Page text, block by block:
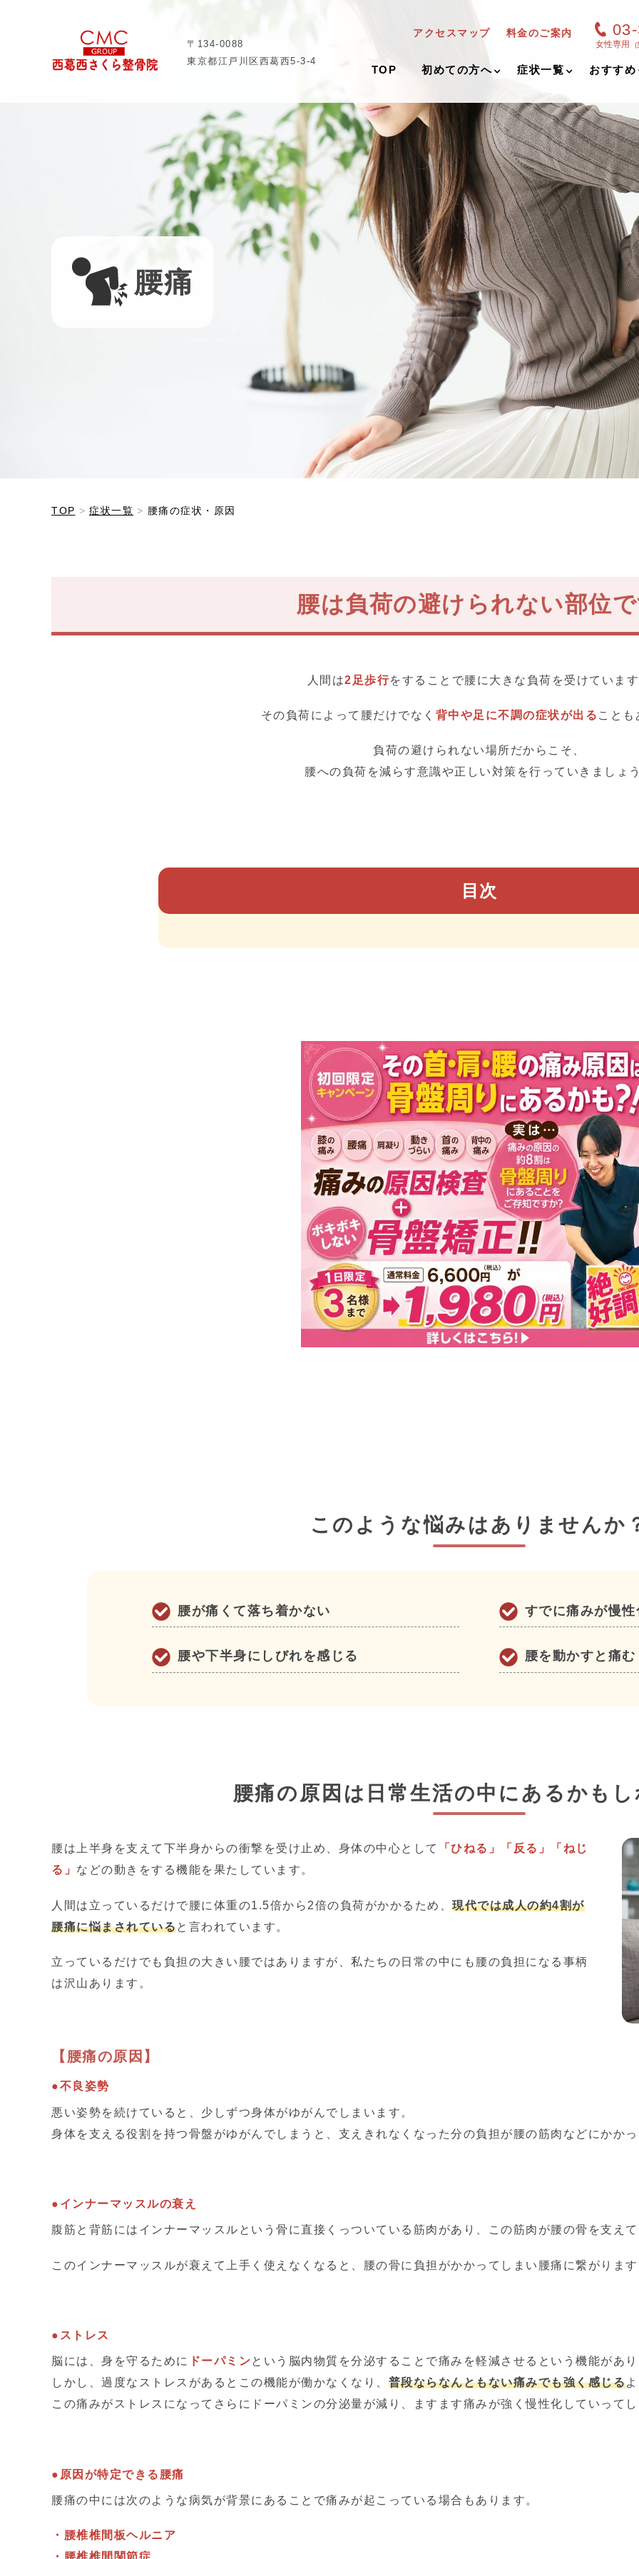
〒134-0088
東京都江戸川区西葛西5-3-4
アクセスマップ 料金のご案内
女性専用 (
TOP 初めての方へ 症状一覧 おすすめ
腰痛
TOP 症状一覧 腰痛の症状・原因
腰は負荷の避けられない部位
人間は2足歩行をすることで腰に大きな負荷を受けていま
その負荷によって腰だけでなく 背中や足に不調の症状が出る ことも
負荷の避けられない場所だからこそ、
腰への負荷を減らす意識や正しい対策を行っていきましょ
目次
このような悩みはありませんか
腰が痛くて落ち着かない すでに痛みが慢
腰や下半身にしびれを感じる 腰を動かすと痛む
腰痛の原因は日常生活の中にあるかも
腰は上半身を支えて下半身からの衝撃を受け止め、身体の中心として
「ひねる」「反る」「ねじ
る」 などの動きをする機能を果たしています。
人間は立っているだけで腰に体重の1.5倍から2倍の負荷がかかるため、 現代では成人の約4割が
腰痛に悩まされていると言われています。
立っているだけでも負担の大きい腰ではありますが、私たちの日常の中にも腰の負担になる事柄
は沢山あります。
【腰痛の原因】
●不良姿勢
悪い姿勢を続けていると、少しずつ身体がゆがんでしまいます。
身体を支える役割を持つ骨盤がゆがんでしまうと、支えきれなくなった分の負担が腰の筋肉などにかか
●インナーマッスルの衰え
腹筋と背筋にはインナーマッスルという骨に直接くっついている筋肉があり、この筋肉が腰の骨を支え
このインナーマッスルが衰えて上手く使えなくなると、腰の骨に負担がかかってしまい腰痛に繋がりま
●ストレス
脳には、身を守るために ドーパミンという脳内物質を分泌することで痛みを軽減させるという機能があ
しかし、過度なストレスがあるとこの機能が働かなくなり、 普段ならなんともない痛みでも強く感じる
この痛みがストレスになってさらにドーパミンの分泌量が減り、ますます痛みが強く慢性化していって
●原因が特定できる腰痛
腰痛の中には次のような病気が背景にあることで痛みが起こっている場合もあります。
・腰椎椎間板ヘルニア